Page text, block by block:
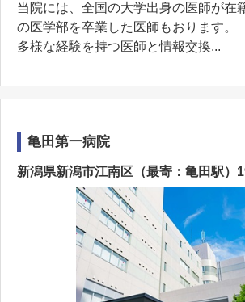
当院には、全国の大学出身の医師が在
の医学部を卒業した医師もおります。
多様な経験を持つ医師と情報交換...
亀田第一病院
新潟県新潟市江南区（最寄：亀田駅）